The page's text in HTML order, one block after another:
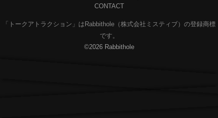
CONTACT
「トークアトラクション」はRabbithole（株式会社ミスティブ）の登録商標
です。
©2026 Rabbithole